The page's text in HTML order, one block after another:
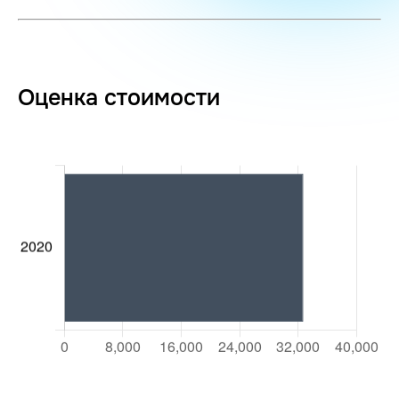
Оценка стоимости